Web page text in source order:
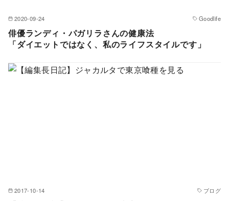
2020-09-24 Goodlife
俳優ランディ・パガリラさんの健康法
「ダイエットではなく、私のライフスタイルです」
2017-10-14 ブログ